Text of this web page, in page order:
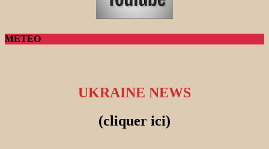
METEO
UKRAINE NEWS
(cliquer ici)